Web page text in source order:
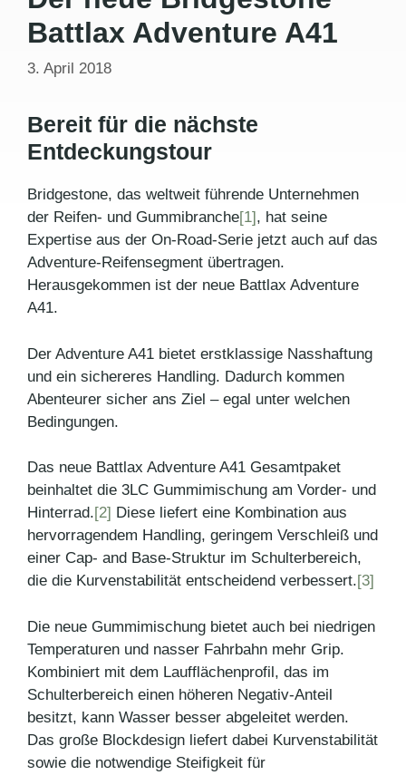
Battlax Adventure A41
3. April 2018
Bereit für die nächste
Entdeckungstour
Bridgestone, das weltweit führende Unternehmen
der Reifen- und Gummibranche[1] , hat seine
Expertise aus der On-Road-Serie jetzt auch auf das
Adventure-Reifensegment übertragen.
Herausgekommen ist der neue Battlax Adventure
A41.
Der Adventure A41 bietet erstklassige Nasshaftung
und ein sichereres Handling. Dadurch kommen
Abenteurer sicher ans Ziel – egal unter welchen
Bedingungen.
Das neue Battlax Adventure A41 Gesamtpaket
beinhaltet die 3LC Gummimischung am Vorder- und
Hinterrad.[2] Diese liefert eine Kombination aus
hervorragendem Handling, geringem Verschleiß und
einer Cap- and Base-Struktur im Schulterbereich,
die die Kurvenstabilität entscheidend verbessert.[3]
Die neue Gummimischung bietet auch bei niedrigen
Temperaturen und nasser Fahrbahn mehr Grip.
Kombiniert mit dem Laufflächenprofil, das im
Schulterbereich einen höheren Negativ-Anteil
besitzt, kann Wasser besser abgeleitet werden.
Das große Blockdesign liefert dabei Kurvenstabilität
sowie die notwendige Steifigkeit für